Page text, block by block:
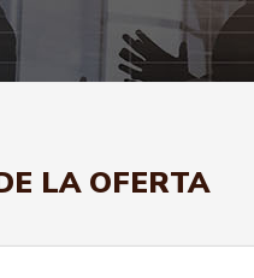
LA OFERTA